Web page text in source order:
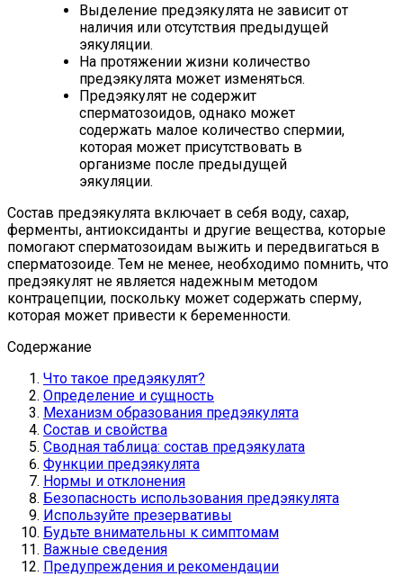
Выделение предэякулята не зависит от
наличия или отсутствия предыдущей
эякуляции.
На протяжении жизни количество
предэякулята может изменяться.
Предэякулят не содержит
сперматозоидов, однако может
содержать малое количество спермии,
которая может присутствовать в
организме после предыдущей
эякуляции.
Состав предэякулята включает в себя воду, сахар,
ферменты, антиоксиданты и другие вещества, которые
помогают сперматозоидам выжить и передвигаться в
сперматозоиде. Тем не менее, необходимо помнить, что
предэякулят не является надежным методом
контрацепции, поскольку может содержать сперму,
которая может привести к беременности.
Содержание
Что такое предэякулят?
Определение и сущность
Механизм образования предэякулята
Состав и свойства
Сводная таблица: состав предэякулата
Функции предэякулята
Нормы и отклонения
Безопасность использования предэякулята
Используйте презервативы
Будьте внимательны к симптомам
Важные сведения
Предупреждения и рекомендации